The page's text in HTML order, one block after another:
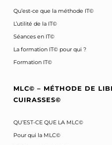
Qu’est-ce que la méthode IT©
L’utilité de la IT©
Séances en IT©
La formation IT© pour qui ?
Formation IT©
MLC© – MÉTHODE DE
CUIRASSES©
QU’EST-CE QUE LA MLC©
Pour qui la MLC©